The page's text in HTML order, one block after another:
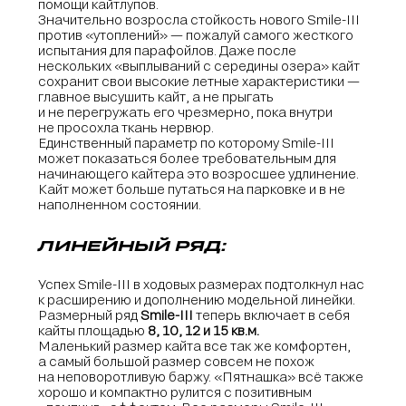
помощи кайтлупов.
Значительно возросла стойкость нового Smile-III
против «утоплений» — пожалуй самого жесткого
испытания для парафойлов. Даже после
нескольких «выплываний с середины озера» кайт
сохранит свои высокие летные характеристики —
главное высушить кайт, а не прыгать
и не перегружать его чрезмерно, пока внутри
не просохла ткань нервюр.
Единственный параметр по которому Smile-III
может показаться более требовательным для
начинающего кайтера это возросшее удлинение.
Кайт может больше путаться на парковке и в не
наполненном состоянии.
ЛИНЕЙНЫЙ РЯД:
Успех Smile-III в ходовых размерах подтолкнул нас
к расширению и дополнению модельной линейки.
Размерный ряд Smile-III теперь включает в себя
кайты площадью 8, 10, 12 и 15 кв.м.
Маленький размер кайта все так же комфортен,
а самый большой размер совсем не похож
на неповоротливую баржу. «Пятнашка» всё также
хорошо и компактно рулится с позитивным